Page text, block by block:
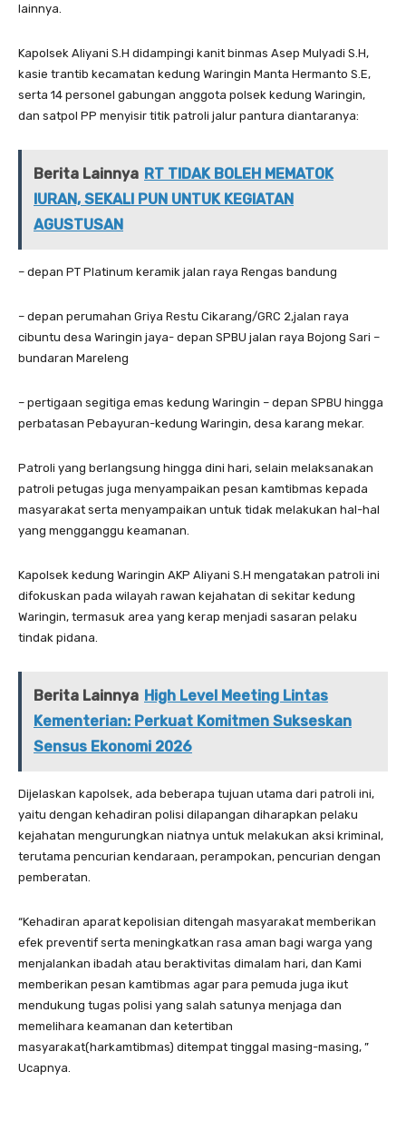
lainnya.
Kapolsek Aliyani S.H didampingi kanit binmas Asep Mulyadi S.H,
kasie trantib kecamatan kedung Waringin Manta Hermanto S.E,
serta 14 personel gabungan anggota polsek kedung Waringin,
dan satpol PP menyisir titik patroli jalur pantura diantaranya:
Berita Lainnya RT TIDAK BOLEH MEMATOK
IURAN, SEKALI PUN UNTUK KEGIATAN
AGUSTUSAN
– depan PT Platinum keramik jalan raya Rengas bandung
– depan perumahan Griya Restu Cikarang/GRC 2,jalan raya
cibuntu desa Waringin jaya- depan SPBU jalan raya Bojong Sari –
bundaran Mareleng
– pertigaan segitiga emas kedung Waringin – depan SPBU hingga
perbatasan Pebayuran-kedung Waringin, desa karang mekar.
Patroli yang berlangsung hingga dini hari, selain melaksanakan
patroli petugas juga menyampaikan pesan kamtibmas kepada
masyarakat serta menyampaikan untuk tidak melakukan hal-hal
yang mengganggu keamanan.
Kapolsek kedung Waringin AKP Aliyani S.H mengatakan patroli ini
difokuskan pada wilayah rawan kejahatan di sekitar kedung
Waringin, termasuk area yang kerap menjadi sasaran pelaku
tindak pidana.
Berita Lainnya High Level Meeting Lintas
Kementerian: Perkuat Komitmen Sukseskan
Sensus Ekonomi 2026
Dijelaskan kapolsek, ada beberapa tujuan utama dari patroli ini,
yaitu dengan kehadiran polisi dilapangan diharapkan pelaku
kejahatan mengurungkan niatnya untuk melakukan aksi kriminal,
terutama pencurian kendaraan, perampokan, pencurian dengan
pemberatan.
“Kehadiran aparat kepolisian ditengah masyarakat memberikan
efek preventif serta meningkatkan rasa aman bagi warga yang
menjalankan ibadah atau beraktivitas dimalam hari, dan Kami
memberikan pesan kamtibmas agar para pemuda juga ikut
mendukung tugas polisi yang salah satunya menjaga dan
memelihara keamanan dan ketertiban
masyarakat(harkamtibmas) ditempat tinggal masing-masing, ”
Ucapnya.